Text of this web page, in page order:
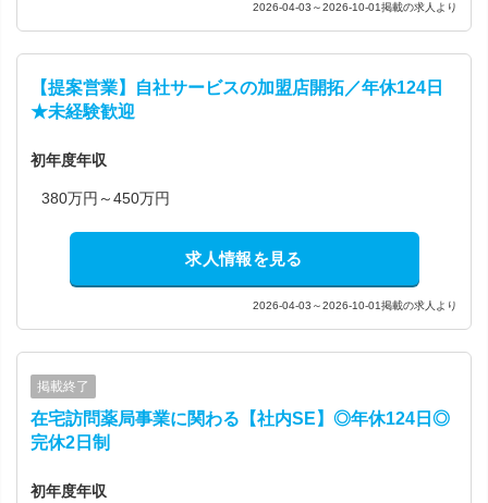
2026-04-03～2026-10-01掲載の求人より
【提案営業】自社サービスの加盟店開拓／年休124日
★未経験歓迎
初年度年収
380万円～450万円
求人情報を見る
2026-04-03～2026-10-01掲載の求人より
掲載終了
在宅訪問薬局事業に関わる【社内SE】◎年休124日◎
完休2日制
初年度年収